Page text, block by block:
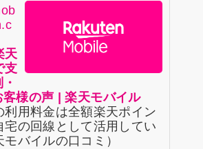
天
支
客様の声 | 楽天モバイル
利用料金は全額楽天ポイン
宅の回線として活用してい
モバイルの口コミ）